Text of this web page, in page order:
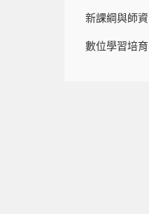
新課綱與師資
培育
數位學習